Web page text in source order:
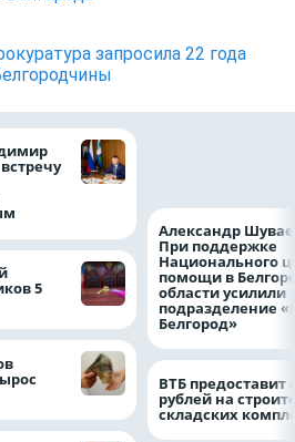
запросила 22 года
5
Александр
При поддержке
Национального
помощи в
области усилили
подразделение
Белгород»
ВТБ предоставит
рублей на
складских